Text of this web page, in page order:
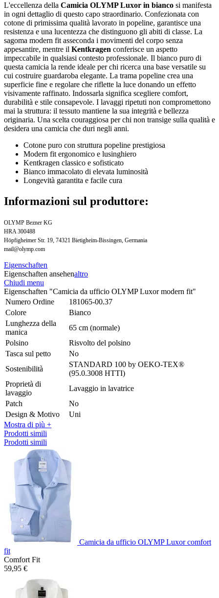
L'eccellenza della Camicia OLYMP Luxor in bianco si manifesta
in ogni dettaglio di questo capo straordinario. Confezionata con
cotone di primissima qualità lavorato in popeline, garantisce una
resistenza e una lucentezza che distinguono gli abiti di classe. La
sagoma modern fit asseconda i movimenti del corpo senza
appesantire, mentre il Kentkragen conferisce un aspetto
impeccabile in qualsiasi contesto professionale. Il bianco puro di
questa camicia la rende ideale per chi ricerca una base versatile su
cui costruire guardaroba elegante. La trama popeline crea una
superficie fine e regolare che riflette la luce donando un effetto
visivamente raffinato. Indossarla significa scegliere comfort,
durabilità e stile consapevole. I lavaggi ripetuti non compromettono
mai la struttura: il tessuto mantiene la sua integrità e bellezza
originaria. Una scelta couraggiosa per chi non transige sulla qualità e
desidera una camicia che duri negli anni.
Cotone puro con struttura popeline prestigiosa
Modern fit ergonomico e lusinghiero
Kentkragen classico e sofisticato
Bianco immacolato di elevata luminosità
Longevità garantita e facile cura
Informazioni sul produttore:
OLYMP Bezner KG
HRA 300488
Höpfigheimer Str. 19, 74321 Bietigheim-Bissingen, Germania
mail@olymp.com
Eigenschaften
Eigenschaften ansehenaltro
Chiudi menu
Eigenschaften "Camicia da ufficio OLYMP Luxor modern fit"
Numero Ordine
181065-00.37
Colore
Bianco
Lunghezza della
manica
65 cm (normale)
Polsino
Risvolto del polsino
Tasca sul petto
No
Sostenibilità
STANDARD 100 by OEKO-TEX®
(95.0.3008 HTTI)
Proprietà di
lavaggio
Lavaggio in lavatrice
Patch
No
Design & Motivo
Uni
Mostra di più +
Prodotti simili
Prodotti simili
Camicia da ufficio OLYMP Luxor comfort
fit
Comfort Fit
59,95 €